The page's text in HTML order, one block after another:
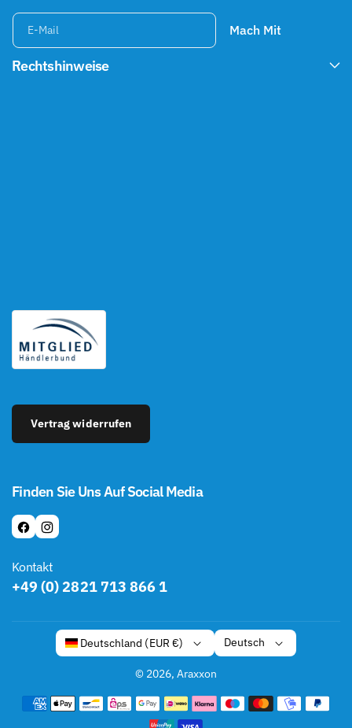
E-Mail Mach Mit
Rechtshinweise
Vertrag widerrufen
Finden Sie Uns Auf Social Media
F
C
E
I
S
T
Kontakt
+49 (0) 2821 713 866 1
Deutschland (EUR €) Deutsch
© 2026,Araxxon
Z
a